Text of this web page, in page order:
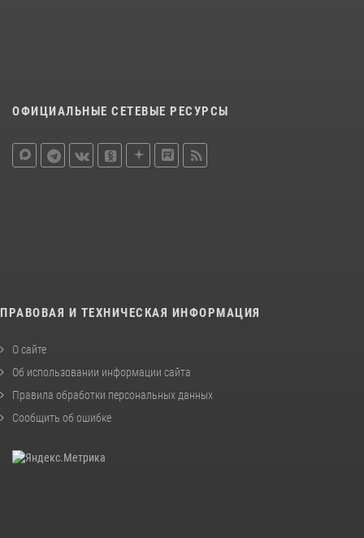
ОФИЦИАЛЬНЫЕ СЕТЕВЫЕ РЕСУРСЫ
ПРАВОВАЯ И ТЕХНИЧЕСКАЯ ИНФОРМАЦИЯ
О сайте
Об использовании информации сайта
Правила обработки персональных данных
Сообщить об ошибке